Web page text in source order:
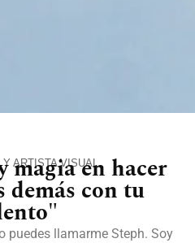
Y ARTISTA VISUAL
magia en hacer
demás con tu
puedes llamarme Steph. Soy